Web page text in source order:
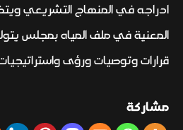
ادراجه في المنهاج التشريعي
المعنية في ملف المياه بمجلس
قرارات وتوصيات ورؤى
مشاركة